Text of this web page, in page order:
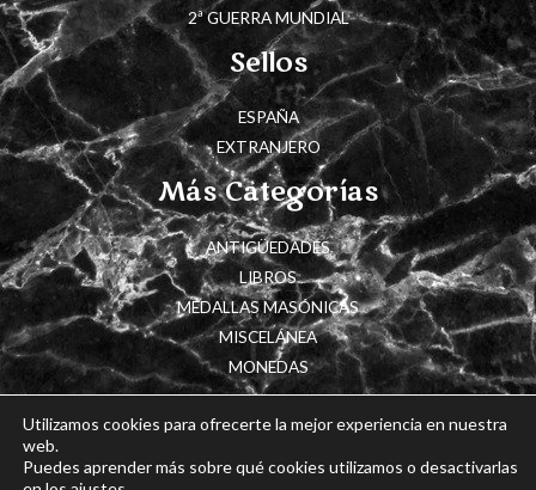
2ª GUERRA MUNDIAL
Sellos
ESPAÑA
EXTRANJERO
Más Categorías
ANTIGÜEDADES
LIBROS
MEDALLAS MASÓNICAS
MISCELÁNEA
MONEDAS
Utilizamos cookies para ofrecerte la mejor experiencia en nuestra
web.
Puedes aprender más sobre qué cookies utilizamos o desactivarlas